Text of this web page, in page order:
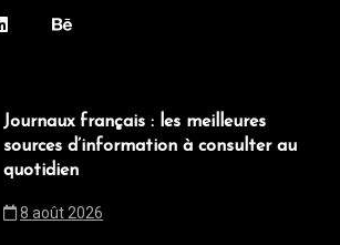
Journaux français : les meilleures
sources d’information à consulter au
quotidien
8 août 2026